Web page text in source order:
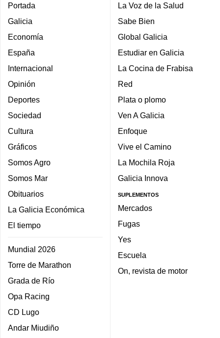
Portada
Galicia
Economía
España
Internacional
Opinión
Deportes
Sociedad
Cultura
Gráficos
Somos Agro
Somos Mar
Obituarios
La Galicia Económica
El tiempo
Mundial 2026
Torre de Marathon
Grada de Río
Opa Racing
CD Lugo
Andar Miudiño
La Voz de la Salud
Sabe Bien
Global Galicia
Estudiar en Galicia
La Cocina de Frabisa
Red
Plata o plomo
Ven A Galicia
Enfoque
Vive el Camino
La Mochila Roja
Galicia Innova
SUPLEMENTOS
Mercados
Fugas
Yes
Escuela
On, revista de motor